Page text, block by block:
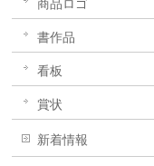
書作品
看板
賞状
新着情報